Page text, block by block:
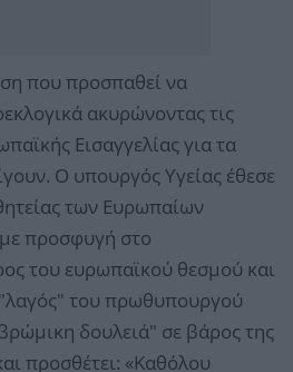
που προσπαθεί να
ακυρώνοντας τις
Εισαγγελίας για τα
Ο υπουργός Υγείας έθεσε
των Ευρωπαίων
με προσφυγή στο
του ευρωπαϊκού θεσμού και
"λαγός" του πρωθυπουργού
δουλειά" σε βάρος της
προσθέτει: «Καθόλου